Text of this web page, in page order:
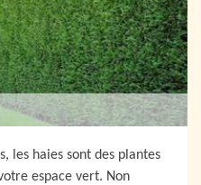
les haies sont des plantes
espace vert. Non